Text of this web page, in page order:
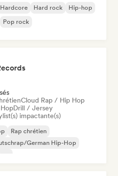
Hardcore Hard rock
Hip-hop
Pop rock
Cloud Rap / Hip Hop
Drill / Jersey
impactante(s)
Rap chrétien
German Hip-Hop